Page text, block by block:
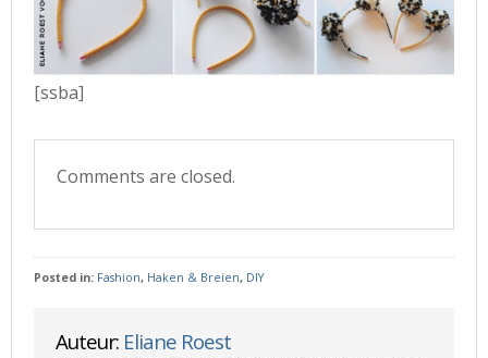
[ssba]
Comments are closed.
Posted in: Fashion, Haken & Breien, DIY
Auteur: Eliane Roest